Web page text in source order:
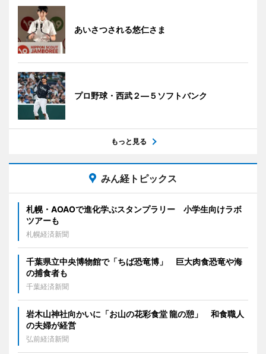
あいさつされる悠仁さま
プロ野球・西武２―５ソフトバンク
もっと見る
みん経トピックス
札幌・AOAOで進化学ぶスタンプラリー 小学生向けラボ
ツアーも
札幌経済新聞
千葉県立中央博物館で「ちば恐竜博」 巨大肉食恐竜や海
の捕食者も
千葉経済新聞
岩木山神社向かいに「お山の花彩食堂 龍の憩」 和食職人
の夫婦が経営
弘前経済新聞